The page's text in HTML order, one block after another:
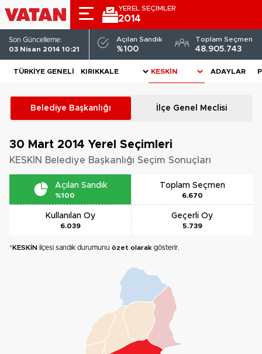
YEREL SEÇİMLER
2014
Son Güncelleme:
03 Nisan 2014 10:21
Açılan Sandık
%100
Toplam Seçmen
48.905.743
TÜRKIYE GENELI ADAYLAR
Belediye Başkanlığı İlçe Genel Meclisi
30 Mart 2014 Yerel Seçimleri
KESKİN Belediye Başkanlığı Seçim Sonuçları
Açılan Sandık
%100
Toplam Seçmen
6.670
Kullanılan Oy
6.039
Geçerli Oy
5.739
*KESKİN ilçesi sandık durumunu özet olarak gösterir.